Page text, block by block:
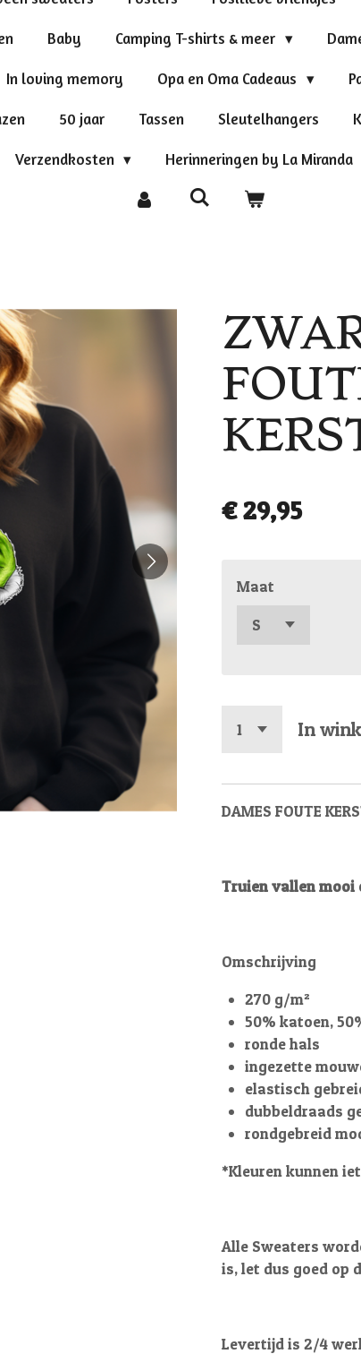
Baby Camping T-shirts & meer
In loving memory Opa en Oma Cadeaus
50 jaar Tassen Sleutelhangers
Verzendkosten Herinneringen by La Miranda
€ 29,95
Maat
In
DAMES FOUTE
Truien vallen mooi
Omschrijving
270 g/m²
50% katoen,
ronde hals
ingezette
elastisch
dubbeldraads
rondgebreid
*Kleuren kunnen
Alle Sweaters
is, let dus goed op
Levertijd is 2/4